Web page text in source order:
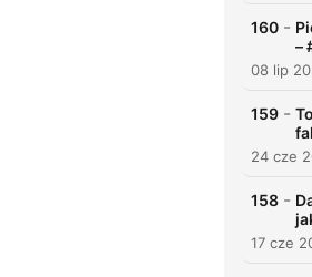
160 -
–
08 lip
159 -
24 cze
158 -
17 cze